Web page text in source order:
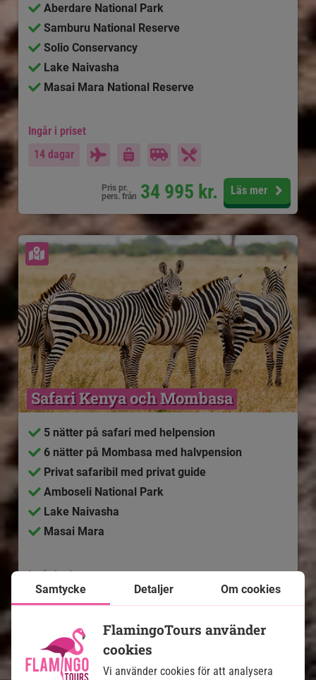
Aberdare National Park
Samburu National Reserve
Solio Conservancy
Lake Naivasha
Masai Mara National Reserve
Ingår i priset
14 dagar
Pris pr.
pers. från 34 995 kr. Läs mer
Se karta
Safari Kenya och Mombasa
5 nätter på safari med helpension
6 nätter på Mombasa med halvpension
Privat safaribil med privat guide
Amboseli National Park
Lake Naivasha
Masai Mara
Ingår i priset
14 dagar
Pris pr.
29 495kr. Läs mer
Samtycke Detaljer Om cookies
FlamingoTours använder
cookies
Vi använder cookies för att analysera